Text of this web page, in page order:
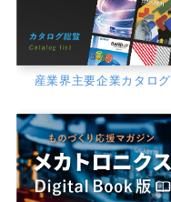
産業界主要企業カタログ